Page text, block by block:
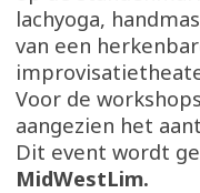
lachyoga,
van een
Voor de
aangezien het
Dit event wordt
MidWestLim.